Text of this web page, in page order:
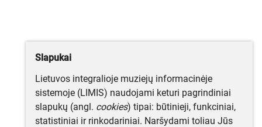
Slapukai
Lietuvos integralioje muziejų informacinėje
sistemoje (LIMIS) naudojami keturi pagrindiniai
slapukų (angl. cookies) tipai: būtinieji, funkciniai,
statistiniai ir rinkodariniai. Naršydami toliau Jūs